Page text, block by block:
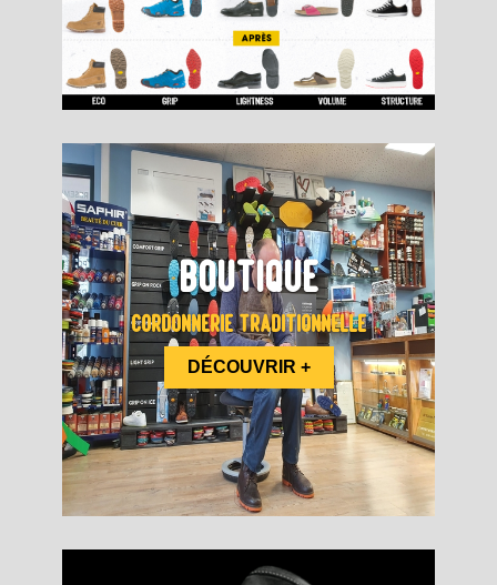
BOUTIQUE
CORDONNERIE TRADITIONNELLE
DÉCOUVRIR +